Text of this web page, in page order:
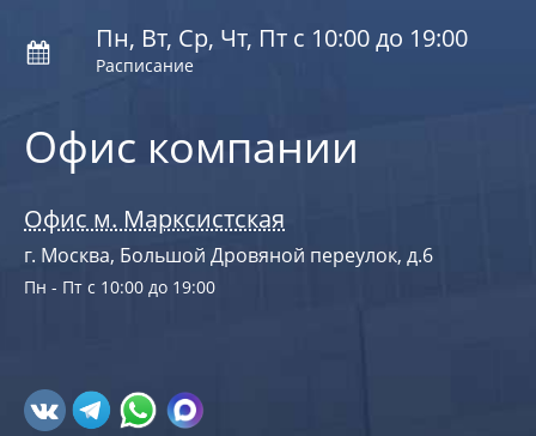
Офис компании
Офис м. Марксистская
г. Москва, Большой Дровяной переулок, д.6
Пн - Пт с 10:00 до 19:00
Пн, Вт, Ср, Чт, Пт с 10:00 до 19:00
Расписание